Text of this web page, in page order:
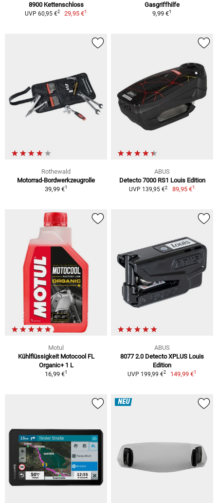
8900 Kettenschloss
UVP 60,95 €2 29,95 €1
Gasgriffhilfe
9,99 €1
Rothewald
Motorrad-Bordwerkzeugrolle
39,99 €1
ABUS
Detecto 7000 RS1 Louis Edition
UVP 139,95 €2 89,95 €1
Motul
Kühlflüssigkeit Motocool FL
Organic+ 1 L
16,99 €1
ABUS
8077 2.0 Detecto XPLUS Louis
Edition
UVP 199,99 €2 149,99 €1
NEU